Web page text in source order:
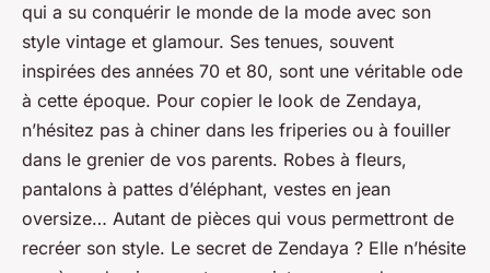
qui a su conquérir le monde de la mode avec son
style vintage et glamour. Ses tenues, souvent
inspirées des années 70 et 80, sont une véritable ode
à cette époque. Pour copier le look de Zendaya,
n’hésitez pas à chiner dans les friperies ou à fouiller
dans le grenier de vos parents. Robes à fleurs,
pantalons à pattes d’éléphant, vestes en jean
oversize… Autant de pièces qui vous permettront de
recréer son style. Le secret de Zendaya ? Elle n’hésite